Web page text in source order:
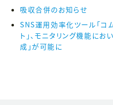
吸収合併のお知らせ
SNS運用効率化ツール「コ
ト」、モニタリング機能に
成」が可能に